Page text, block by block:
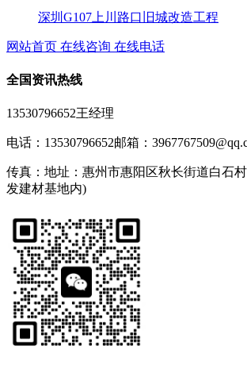
深圳G107上川路口旧城改造工程
网站首页 在线咨询 在线电话
全国资讯热线
13530796652王经理
电话：13530796652邮箱：
传真： 地址：惠州市惠阳区秋长街道白石
发建材基地内)